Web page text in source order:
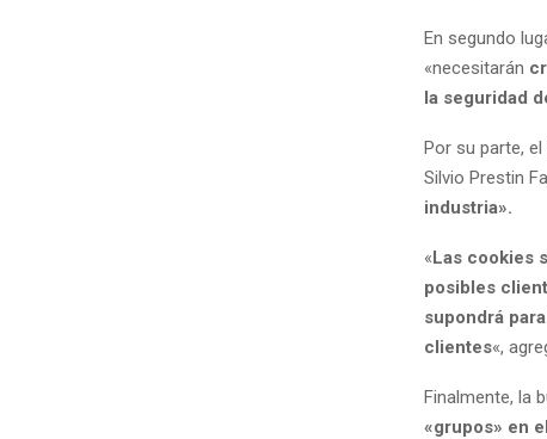
En segundo
«necesitarán
la seguridad
Por su parte,
Silvio Prestin
industria».
«Las cookies
posibles
supondrá
clientes«,
Finalmente, la
«grupos» en